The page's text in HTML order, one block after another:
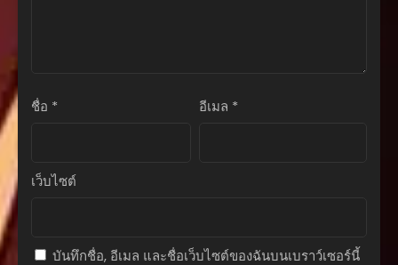
ตอนที่ 127
กันยายน 18, 2025
ชื่อ * อีเมล *
เว็บไซต์
บันทึกชื่อ, อีเมล และชื่อเว็บไซต์ของฉันบนเบราว์เซอร์นี้